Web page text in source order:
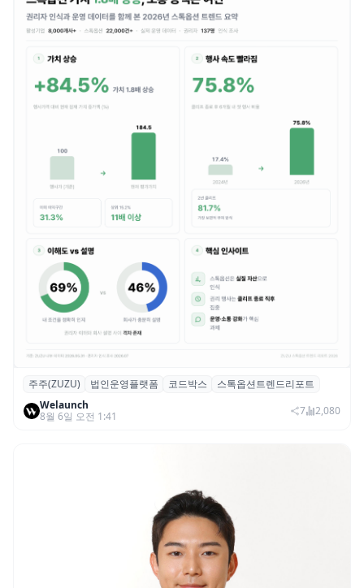
스톡옵션 취소율 2년 만에 18.2%→31.3%…
권리 발생 즉시 행사 비중도 급증
주주(ZUZU) 법인운영플랫폼 코드박스
스톡옵션트렌드리포트
Welaunch
8월 6일 오전 1:41
7 2,080